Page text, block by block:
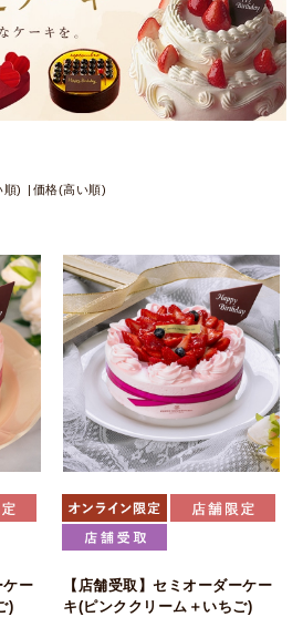
順) 価格(高い順)
ケー
)
【店舗受取】セミオーダーケー
キ(ピンククリーム＋いちご)